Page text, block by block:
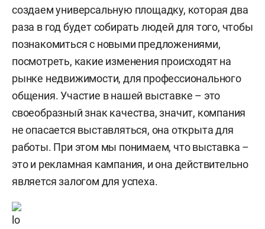
создаем универсальную площадку, которая два
раза в год будет собирать людей для того, чтобы
познакомиться с новыми предложениями,
посмотреть, какие изменения происходят на
рынке недвижимости, для профессионального
общения. Участие в нашей выставке – это
своеобразный знак качества, значит, компания
не опасается выставляться, она открыта для
работы. При этом мы понимаем, что выставка –
это и рекламная кампания, и она действительно
является залогом для успеха.